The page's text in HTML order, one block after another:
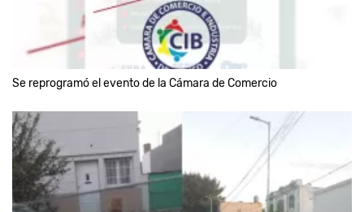
Se reprogramó el evento de la Cámara de Comercio